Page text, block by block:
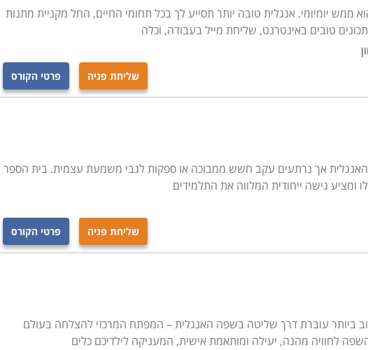
ממש יומיומי. אנגלית טובה יותר תסייע לך בכל תחומי החיים, החל מקניית מתנות
טובים באינטרנט, שליחת מייל בעבודה, וכלה
שליחת פניה פרטי הקורס
אך נרתעים עקב חשש ממבוכה או ספקות לגבי משמעת עצמית. בית הספר
ומציע גישה ייחודית המלווה את התלמידים
שליחת פניה פרטי הקורס
ביותר עוברת דרך שליטה בשפה האנגלית – המפתח המרכזי להצלחה בעולם
לחוויה מהנה, יעילה ומותאמת אישית, המעניקה לילדיכם כלים